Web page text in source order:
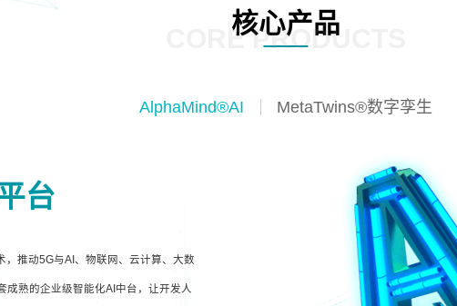
核心产品
CORE PRODUCTS
AlphaMind®AI MetaTwins®数字孪生
台
推动5G与AI、物联网、云计算、大数
成熟的企业级智能化AI中台，让开发人